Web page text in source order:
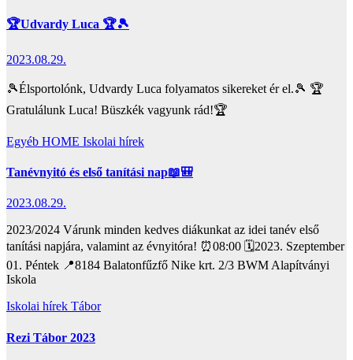
🏆Udvardy Luca 🏆🎾
2023.08.29.
🎾Élsportolónk, Udvardy Luca folyamatos sikereket ér el.🎾 🏆
Gratulálunk Luca! Büszkék vagyunk rád!🏆
Egyéb HOME Iskolai hírek
Tanévnyitó és első tanítási nap📖🎒
2023.08.29.
2023/2024 Várunk minden kedves diákunkat az idei tanév első
tanítási napjára, valamint az évnyitóra! ⏰08:00 🗓2023. Szeptember
01. Péntek 📍8184 Balatonfűzfő Nike krt. 2/3 BWM Alapítványi
Iskola
Iskolai hírek Tábor
Rezi Tábor 2023